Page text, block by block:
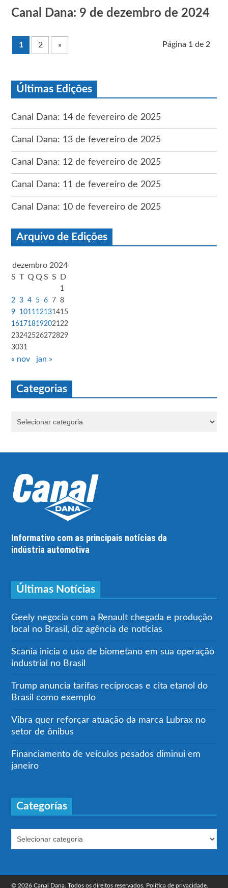
Canal Dana: 9 de dezembro de 2024
Página 1 de 2
1 2 »
Últimas Edições
Canal Dana: 14 de fevereiro de 2025
Canal Dana: 13 de fevereiro de 2025
Canal Dana: 12 de fevereiro de 2025
Canal Dana: 11 de fevereiro de 2025
Canal Dana: 10 de fevereiro de 2025
Arquivo de Edições
dezembro 2024
S T Q Q S S D
1
2
3 4 5 6 7 8
9
1011 12131415
161718192021 22
23242526272829
3031
« nov jan »
Categorias
Informativo com as principais notícias da
indústria automotiva
Últimas Notícias
Geely negocia com a Renault chegada e produção
local no Brasil, diz agência de notícias
Scania inicia o uso de biometano em sua operação
industrial no Brasil
Trump anuncia tarifas recíprocas e cita etanol do
Brasil como exemplo
Vibra quer reforçar atuação da marca Lubrax no
setor de ônibus
Financiamento de veículos pesados diminui em
janeiro
Categorías
© 2026 Canal Dana. Todos os direitos reservados. Política de privacidade.